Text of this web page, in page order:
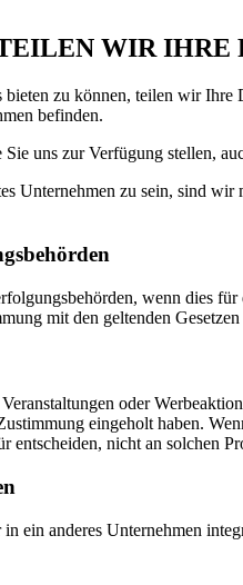
WIR IHRE
zu können, teilen wir
befinden.
uns zur Verfügung stellen,
Unternehmen zu sein, sind
wenn dies
mit den geltenden
oder
eingeholt haben.
entscheiden, nicht an solchen
ein anderes Unternehmen